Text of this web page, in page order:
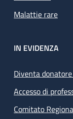
Malattie rare
IN EVIDENZA
Diventa
Accesso di
Comitato